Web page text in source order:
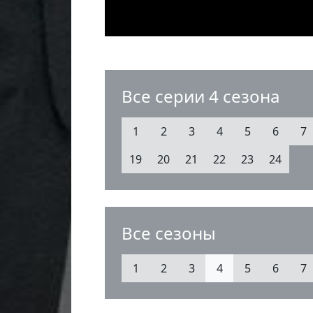
Все серии 4 сезона
1 2 3 4 5 6 7
19
20 21 22 23 24
Все сезоны
1 2 3 4 5 6 7